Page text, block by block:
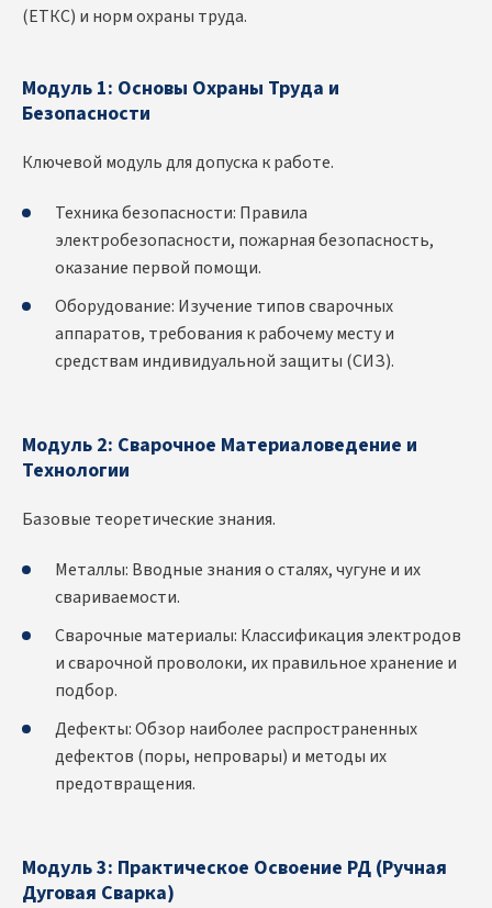
(ЕТКС) и норм охраны труда.
Модуль 1: Основы Охраны Труда и
Безопасности
Ключевой модуль для допуска к работе.
Техника безопасности: Правила
электробезопасности, пожарная безопасность,
оказание первой помощи.
Оборудование: Изучение типов сварочных
аппаратов, требования к рабочему месту и
средствам индивидуальной защиты (СИЗ).
Модуль 2: Сварочное Материаловедение и
Технологии
Базовые теоретические знания.
Металлы: Вводные знания о сталях, чугуне и их
свариваемости.
Сварочные материалы: Классификация электродов
и сварочной проволоки, их правильное хранение и
подбор.
Дефекты: Обзор наиболее распространенных
дефектов (поры, непровары) и методы их
предотвращения.
Модуль 3: Практическое Освоение РД (Ручная
Дуговая Сварка)